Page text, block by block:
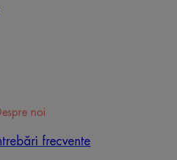
noi
frecvente